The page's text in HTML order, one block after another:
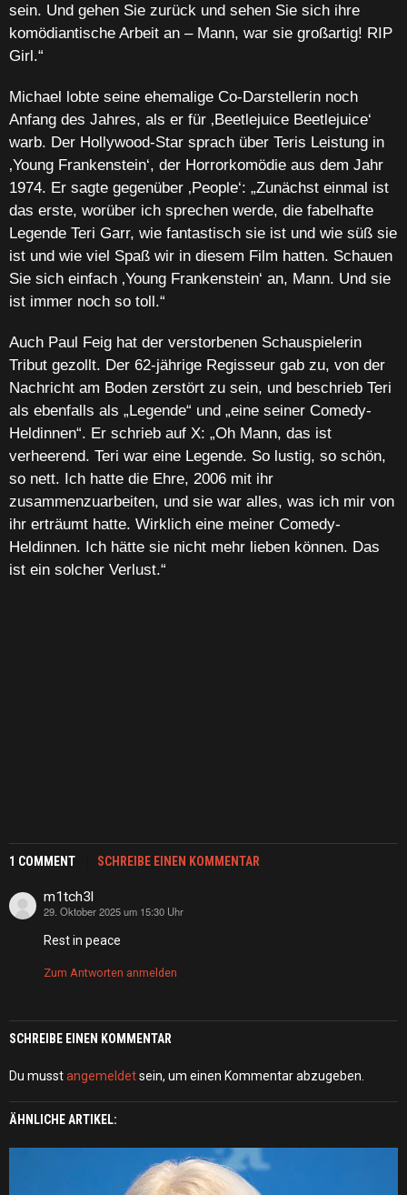
sein. Und gehen Sie zurück und sehen Sie sich ihre
komödiantische Arbeit an – Mann, war sie großartig! RIP
Girl.“
Michael lobte seine ehemalige Co-Darstellerin noch
Anfang des Jahres, als er für ‚Beetlejuice Beetlejuice‘
warb. Der Hollywood-Star sprach über Teris Leistung in
‚Young Frankenstein‘, der Horrorkomödie aus dem Jahr
1974. Er sagte gegenüber ‚People‘: „Zunächst einmal ist
das erste, worüber ich sprechen werde, die fabelhafte
Legende Teri Garr, wie fantastisch sie ist und wie süß sie
ist und wie viel Spaß wir in diesem Film hatten. Schauen
Sie sich einfach ‚Young Frankenstein‘ an, Mann. Und sie
ist immer noch so toll.“
Auch Paul Feig hat der verstorbenen Schauspielerin
Tribut gezollt. Der 62-jährige Regisseur gab zu, von der
Nachricht am Boden zerstört zu sein, und beschrieb Teri
als ebenfalls als „Legende“ und „eine seiner Comedy-
Heldinnen“. Er schrieb auf X: „Oh Mann, das ist
verheerend. Teri war eine Legende. So lustig, so schön,
so nett. Ich hatte die Ehre, 2006 mit ihr
zusammenzuarbeiten, und sie war alles, was ich mir von
ihr erträumt hatte. Wirklich eine meiner Comedy-
Heldinnen. Ich hätte sie nicht mehr lieben können. Das
ist ein solcher Verlust.“
1 COMMENT SCHREIBE EINEN KOMMENTAR
m1tch3l
sagt:
29. Oktober 2025 um 15:30 Uhr
Rest in peace
Zum Antworten anmelden
SCHREIBE EINEN KOMMENTAR
Du musstangemeldetsein, um einen Kommentar abzugeben.
ÄHNLICHE ARTIKEL: